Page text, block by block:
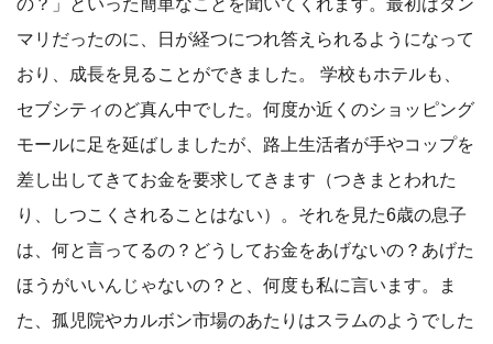
の？」といった簡単なことを聞いてくれます。最初はダン
マリだったのに、日が経つにつれ答えられるようになって
おり、成長を見ることができました。 学校もホテルも、
セブシティのど真ん中でした。何度か近くのショッピング
モールに足を延ばしましたが、路上生活者が手やコップを
差し出してきてお金を要求してきます（つきまとわれた
り、しつこくされることはない）。それを見た6歳の息子
は、何と言ってるの？どうしてお金をあげないの？あげた
ほうがいいんじゃないの？と、何度も私に言います。ま
た、孤児院やカルボン市場のあたりはスラムのようでした